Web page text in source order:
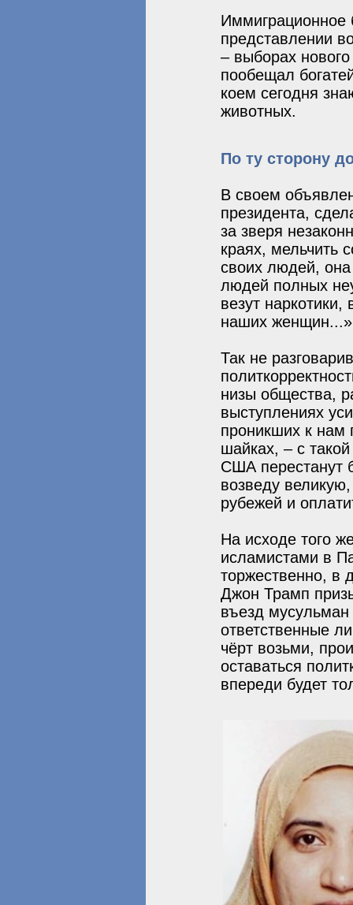
Иммиграционное
представлении
– выборах
пообещал
коем сегодня
животных.
По ту сторону
В своем
президента,
за зверя
краях, мельчить
своих людей,
людей полных
везут
наших женщин...»
Так не
низы общества,
выступлениях
проникших к нам
шайках, – с
США перестанут
возведу
рубежей и
На исходе того
исламистами в
торжественно, в
Джон Трамп
въезд
ответственные
чёрт возьми,
оставаться
впереди будет